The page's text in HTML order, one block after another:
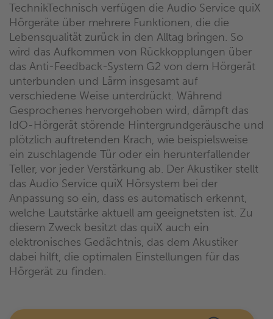
TechnikTechnisch verfügen die Audio Service quiX
Hörgeräte über mehrere Funktionen, die die
Lebensqualität zurück in den Alltag bringen. So
wird das Aufkommen von Rückkopplungen über
das Anti-Feedback-System G2 von dem Hörgerät
unterbunden und Lärm insgesamt auf
verschiedene Weise unterdrückt. Während
Gesprochenes hervorgehoben wird, dämpft das
IdO-Hörgerät störende Hintergrundgeräusche und
plötzlich auftretenden Krach, wie beispielsweise
ein zuschlagende Tür oder ein herunterfallender
Teller, vor jeder Verstärkung ab. Der Akustiker stellt
das Audio Service quiX Hörsystem bei der
Anpassung so ein, dass es automatisch erkennt,
welche Lautstärke aktuell am geeignetsten ist. Zu
diesem Zweck besitzt das quiX auch ein
elektronisches Gedächtnis, das dem Akustiker
dabei hilft, die optimalen Einstellungen für das
Hörgerät zu finden.